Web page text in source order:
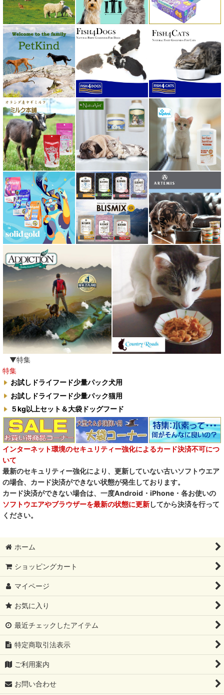
ベッツラボ Vets Labo
ペットカインド PetKind
ペトコト PETOKOTO
ホワイトフォックス
ボンショーズペット bonnechose pet
ママクック
ミャウ MEOW
ミャオイングヘッズ MEOWING HEADS
ミルク本舗
ムーラムーラ Moora Moora
ルイトモ RUITOMO
ロザイボトル
ロッカ ROKKA
ワイルドランド Wildes Land
わんぽうやく
ワフ WOOF
ナチュラル重曹 アイテム合同会社
水素シリーズ
臭わない袋BOS
自然流
M.Y Forest推奨品
フォルツァ10犬キャンペーン
一口笑 Ikkosho
デイリーディライト DAILY DELIGHT
PetO’CERA ペットセラ
▼特集
特集
お試しドライフード少量パック犬用
お試しドライフード少量パック猫用
５kg以上セット＆大袋ドッグフード
インターネット環境のセキュリティー強化によるカード決済不可につ
いて
最新のセキュリティー強化により、更新していない古いソフトウエア
の場合、カード決済ができない状態が発生しております。
カード決済ができない場合は、一度Android・iPhone・各お使いの
ソフトウエアやブラウザーを最新の状態に更新してから決済を行って
ください。
ホーム
ショッピングカート
マイページ
お気に入り
最近チェックしたアイテム
特定商取引法表示
ご利用案内
お問い合わせ